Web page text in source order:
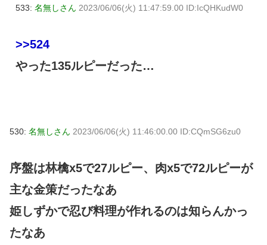
533: 名無しさん 2023/06/06(火) 11:47:59.00 ID:IcQHKudW0
>>524
やった135ルピーだった…
530: 名無しさん 2023/06/06(火) 11:46:00.00 ID:CQmSG6zu0
序盤は林檎x5で27ルピー、肉x5で72ルピーが
主な金策だったなあ
姫しずかで忍び料理が作れるのは知らんかっ
たなあ